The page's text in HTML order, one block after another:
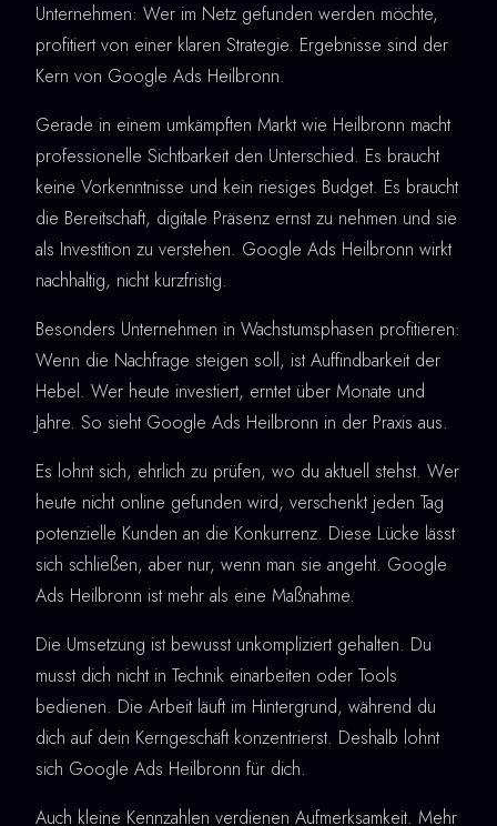
Unternehmen: Wer im Netz gefunden werden möchte,
profitiert von einer klaren Strategie. Ergebnisse sind der
Kern von Google Ads Heilbronn.
Gerade in einem umkämpften Markt wie Heilbronn macht
professionelle Sichtbarkeit den Unterschied. Es braucht
keine Vorkenntnisse und kein riesiges Budget. Es braucht
die Bereitschaft, digitale Präsenz ernst zu nehmen und sie
als Investition zu verstehen. Google Ads Heilbronn wirkt
nachhaltig, nicht kurzfristig.
Besonders Unternehmen in Wachstumsphasen profitieren:
Wenn die Nachfrage steigen soll, ist Auffindbarkeit der
Hebel. Wer heute investiert, erntet über Monate und
Jahre. So sieht Google Ads Heilbronn in der Praxis aus.
Es lohnt sich, ehrlich zu prüfen, wo du aktuell stehst. Wer
heute nicht online gefunden wird, verschenkt jeden Tag
potenzielle Kunden an die Konkurrenz. Diese Lücke lässt
sich schließen, aber nur, wenn man sie angeht. Google
Ads Heilbronn ist mehr als eine Maßnahme.
Die Umsetzung ist bewusst unkompliziert gehalten. Du
musst dich nicht in Technik einarbeiten oder Tools
bedienen. Die Arbeit läuft im Hintergrund, während du
dich auf dein Kerngeschäft konzentrierst. Deshalb lohnt
sich Google Ads Heilbronn für dich.
Auch kleine Kennzahlen verdienen Aufmerksamkeit. Mehr